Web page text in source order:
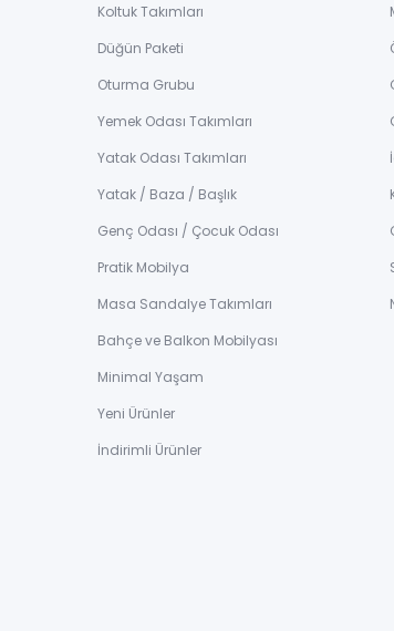
Koltuk Takımları
Düğün Paketi
Oturma Grubu
Yemek Odası Takımları
Yatak Odası Takımları
Yatak / Baza / Başlık
Genç Odası / Çocuk Odası
Pratik Mobilya
Masa Sandalye Takımları
Bahçe ve Balkon Mobilyası
Minimal Yaşam
Yeni Ürünler
İndirimli Ürünler